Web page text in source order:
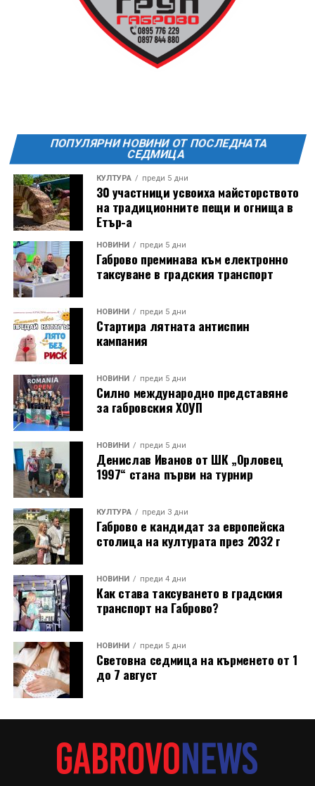
Години след разрушаването на кулата се заражда
инициатива за нейното възстановяване, обединила
местни културни дейци – сред тях творецът Иван
Койчев и етнографът Бонка Тихова. Усилията им се
увенчават с успех и на 8 септември 1984 година
часовниковата кула, с работещия век по-рано
механизъм, е официално открита наново. Самият
механизъм е възстановен година по-рано, през 1983
г., от майстор Илия Ковачев, който изковава
липсващите му части. Днес неговият син, Иван
Ковачев, продължава делото на баща си, като се
грижи за техническата поддръжка на механизма и
отстранява евентуални повреди.
Разказаната от Симеонов история разкрива и
любопитен детайл около самото местоположение на
новата кула. Архитект Илия Лефтеров е трябвало да
търси подходящо място за нейното изграждане, тъй
като до средата на 80-те години на нейното
оригинално място вече били построени сградите на
Община Дряново и на полицията.
ПОПУЛЯРНИ НОВИНИ ОТ ПОСЛЕДНАТА
СЕДМИЦА
КУЛТУРА преди 5 дни
30 участници усвоиха майсторството
на традиционните пещи и огнища в
Етър-а
НОВИНИ преди 5 дни
Габрово преминава към електронно
таксуване в градския транспорт
НОВИНИ преди 5 дни
Стартира лятната антиспин
кампания
НОВИНИ преди 5 дни
Силно международно представяне
за габровския ХОУП
НОВИНИ преди 5 дни
Денислав Иванов от ШК „Орловец
1997“ стана първи на турнир
КУЛТУРА преди 3 дни
Габрово е кандидат за европейска
столица на културата през 2032 г
НОВИНИ преди 4 дни
Как става таксуването в градския
транспорт на Габрово?
НОВИНИ преди 5 дни
Световна седмица на кърменето от 1
до 7 август